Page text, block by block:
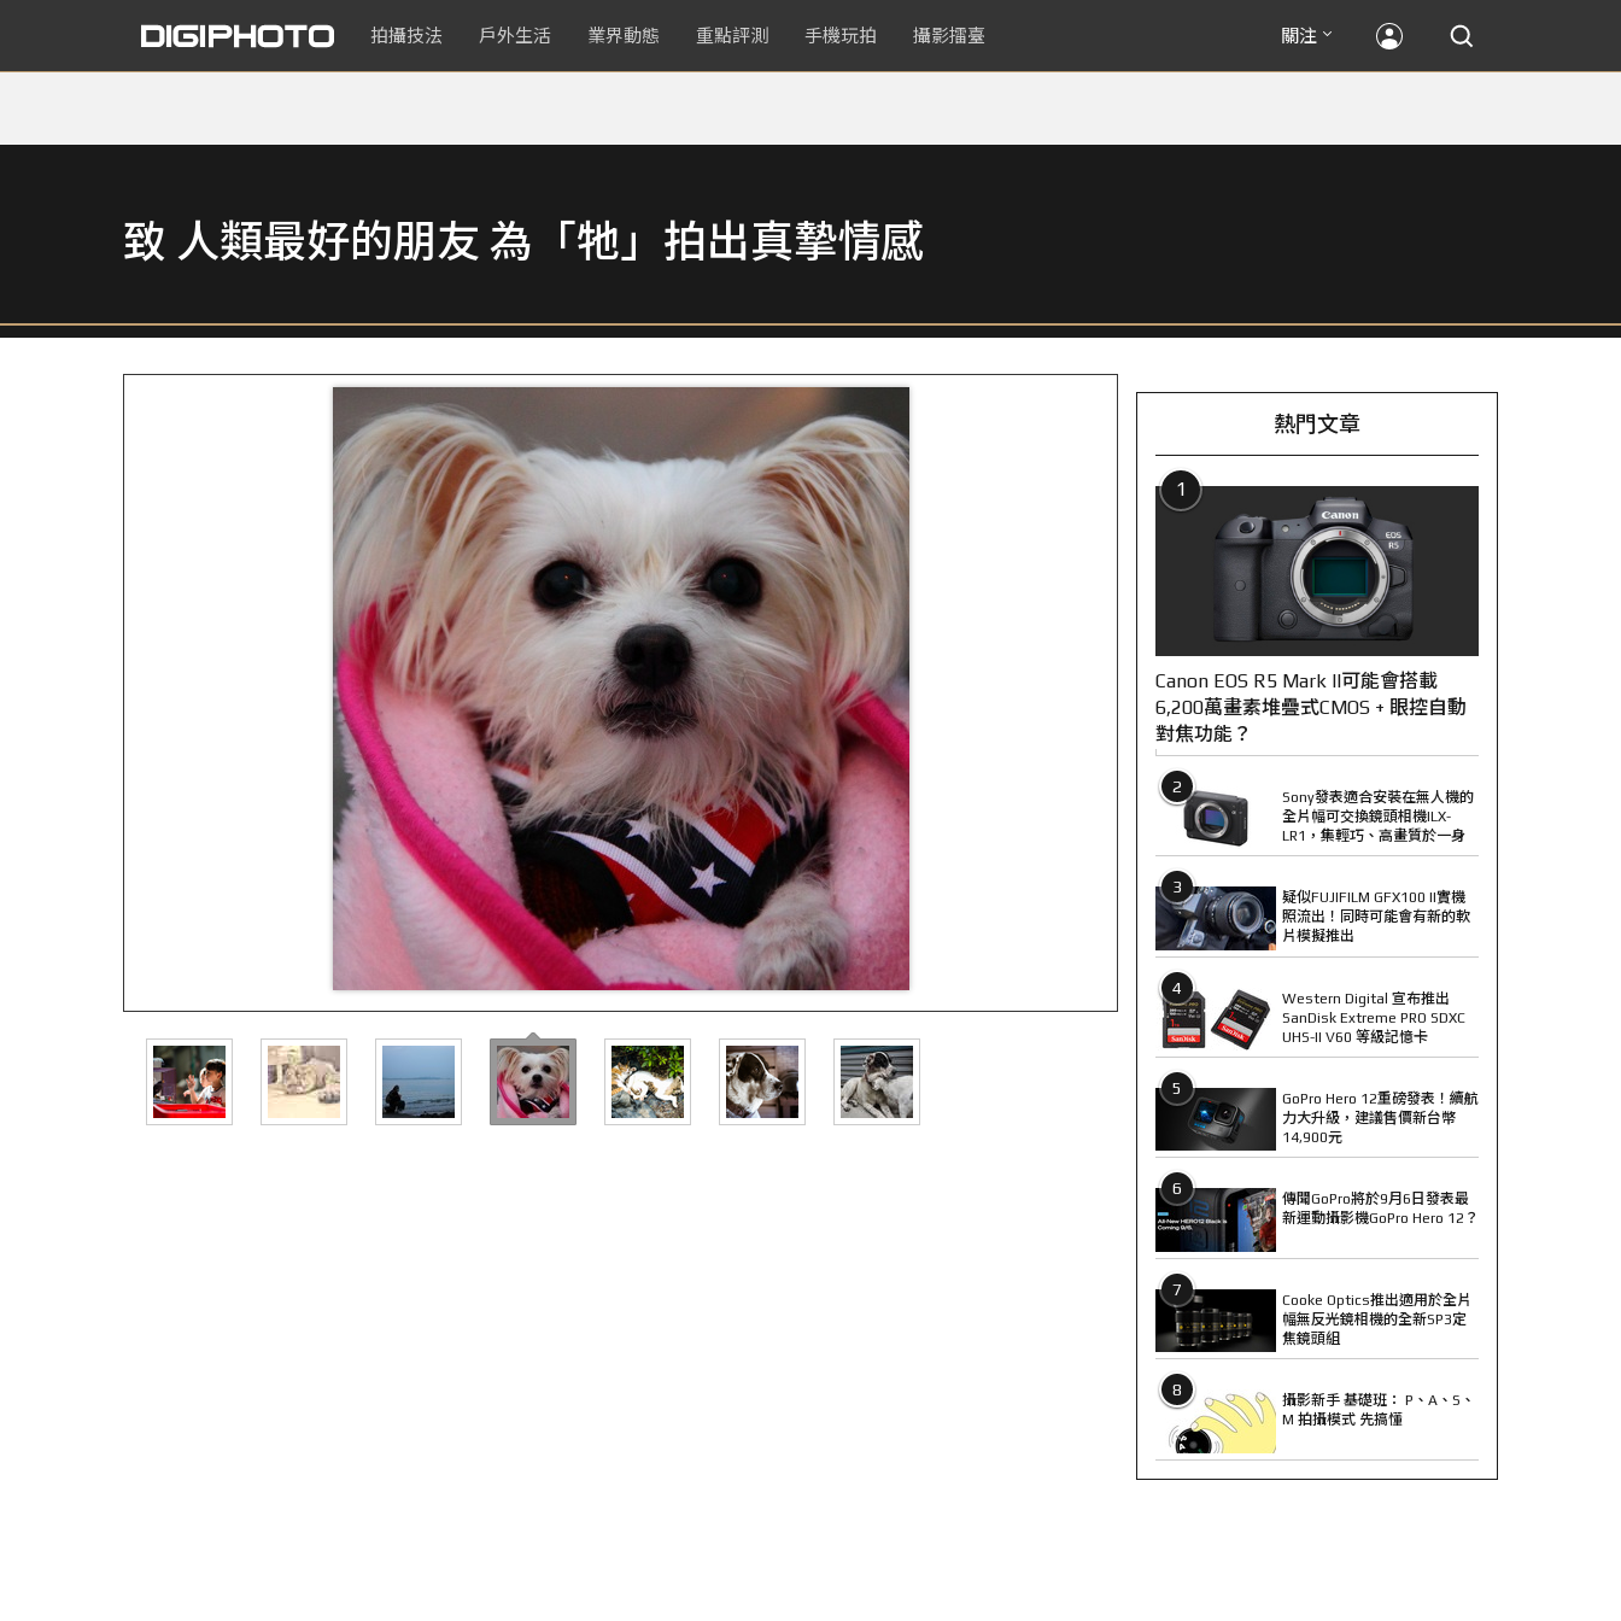
拍攝技法 戶外生活 業界動態 重點評測 手機玩拍 攝影擂臺 關注
致 人類最好的朋友 為「牠」拍出真摯情感
熱門文章
1
Canon EOS R5 Mark II可能會搭載
6,200萬畫素堆疊式CMOS + 眼控自動
對焦功能？
2
Sony發表適合安裝在無人機的
全片幅可交換鏡頭相機ILX-
LR1，集輕巧、高畫質於一身
3
疑似FUJIFILM GFX100 II實機
照流出！同時可能會有新的軟
片模擬推出
4
Western Digital 宣布推出
SanDisk Extreme PRO SDXC
UHS-II V60 等級記憶卡
5
GoPro Hero 12重磅發表！續航
力大升級，建議售價新台幣
14,900元
6
傳聞GoPro將於9月6日發表最
新運動攝影機GoPro Hero 12？
7
Cooke Optics推出適用於全片
幅無反光鏡相機的全新SP3定
焦鏡頭組
8
攝影新手 基礎班： P、A、S、
M 拍攝模式 先搞懂